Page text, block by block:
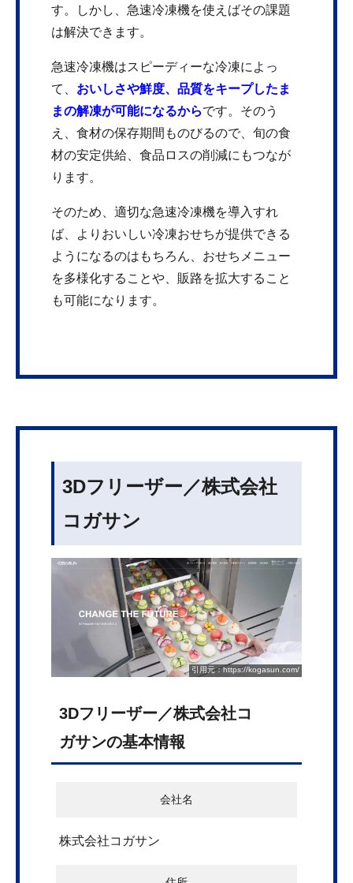
す。しかし、急速冷凍機を使えばその課題
は解決できます。
急速冷凍機はスピーディーな冷凍によっ
て、 おいしさや鮮度、品質をキープしたま
まの解凍が可能になるからです。そのう
え、食材の保存期間ものびるので、旬の食
材の安定供給、食品ロスの削減にもつなが
ります。
そのため、適切な急速冷凍機を導入すれ
ば、よりおいしい冷凍おせちが提供できる
ようになるのはもちろん、おせちメニュー
を多様化することや、販路を拡大すること
も可能になります。
3Dフリーザー／株式会社
コガサン
引用元：https://kogasun.com/
3Dフリーザー／株式会社コ
ガサンの基本情報
会社名
株式会社コガサン